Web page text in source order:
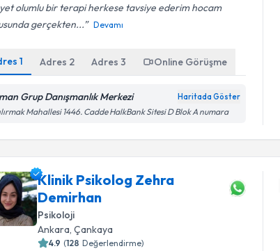
olumlu bir terapi herkese tavsiye ederim hocam
gerçekten...
Devamı
1 Adres 2 Adres3 Online Görüşme
Grup Danışmanlık Merkezi Haritada Göster
Mahallesi 1446. Cadde HalkBank Sitesi D Blok A numara
Klinik Psikolog Zehra
Demirhan
Psikoloji
Ankara , Çankaya
4.9 (128 Değerlendirme)